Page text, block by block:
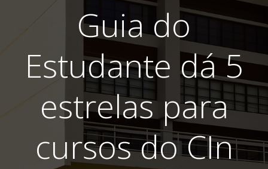
Guia do
Estudante dá 5
estrelas para
cursos do CIn